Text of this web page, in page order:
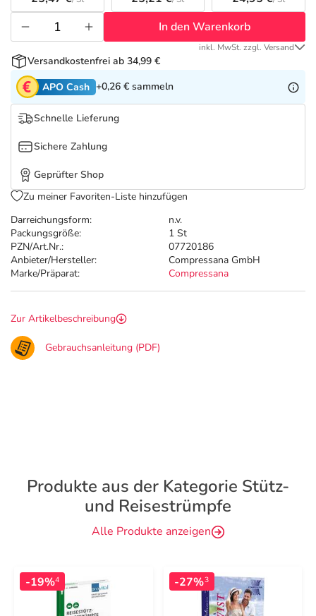
Tierapotheke
Vitamine & Mineralstoffe
Marken
Salus Deals
Darreichungsform:
n.v.
Packungsgröße:
1 St
PZN/Art.Nr.:
07720186
Anbieter/Hersteller:
Compressana GmbH
Marke/Präparat:
Compressana
In den Warenkorb
inkl. MwSt. zzgl. Versand
Versandkostenfrei ab 34,99 €
APO Cash +0,26 € sammeln
Schnelle Lieferung
Sichere Zahlung
Geprüfter Shop
Zu meiner Favoriten-Liste hinzufügen
Zur Artikelbeschreibung
Gebrauchsanleitung (PDF)
Produkte aus der Kategorie Stütz-
und Reisestrümpfe
Alle Produkte anzeigen
-19%4 -27%3